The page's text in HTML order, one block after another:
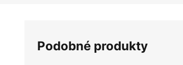
obrázkov
Podobné produkty